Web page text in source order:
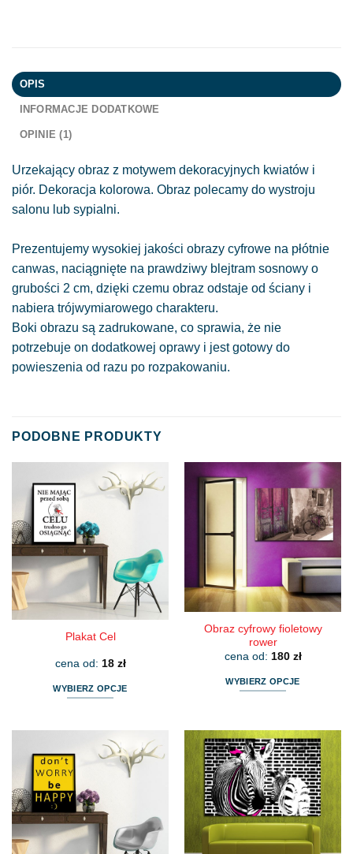
OPIS
INFORMACJE DODATKOWE
OPINIE (1)
Urzekający obraz z motywem dekoracyjnych kwiatów i
piór. Dekoracja kolorowa. Obraz polecamy do wystroju
salonu lub sypialni.
Prezentujemy wysokiej jakości obrazy cyfrowe na płótnie
canwas, naciągnięte na prawdziwy blejtram sosnowy o
grubości 2 cm, dzięki czemu obraz odstaje od ściany i
nabiera trójwymiarowego charakteru.
Boki obrazu są zadrukowane, co sprawia, że nie
potrzebuje on dodatkowej oprawy i jest gotowy do
powieszenia od razu po rozpakowaniu.
PODOBNE PRODUKTY
Plakat Cel
cena od: 18 zł
WYBIERZ OPCJE
wiele
wariantów.
Opcje
można
wybrać
na
Obraz cyfrowy fioletowy
rower
cena od: 180 zł
WYBIERZ OPCJE
ma
wiele
wariantów.
Opcje
można
wybrać